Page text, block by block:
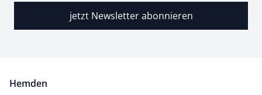
jetzt Newsletter abonnieren
Hemden